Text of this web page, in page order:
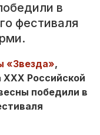
в
фестиваля
«Звезда»,
Российской
победили в